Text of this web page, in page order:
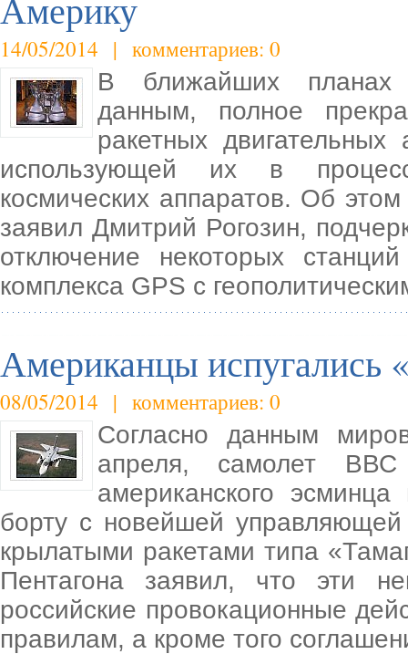
14/05/2014 | комментариев: 0
В ближайших планах
данным, полное
ракетных
использующей их в
космических аппаратов. Об
заявил Дмитрий Рогозин,
отключение некоторых
комплекса GPS с
Американцы испугались
08/05/2014 | комментариев: 0
Согласно данным
апреля, самолет
американского
борту с новейшей
крылатыми ракетами типа
Пентагона заявил, что эти
российские провокационные
правилам, а кроме того